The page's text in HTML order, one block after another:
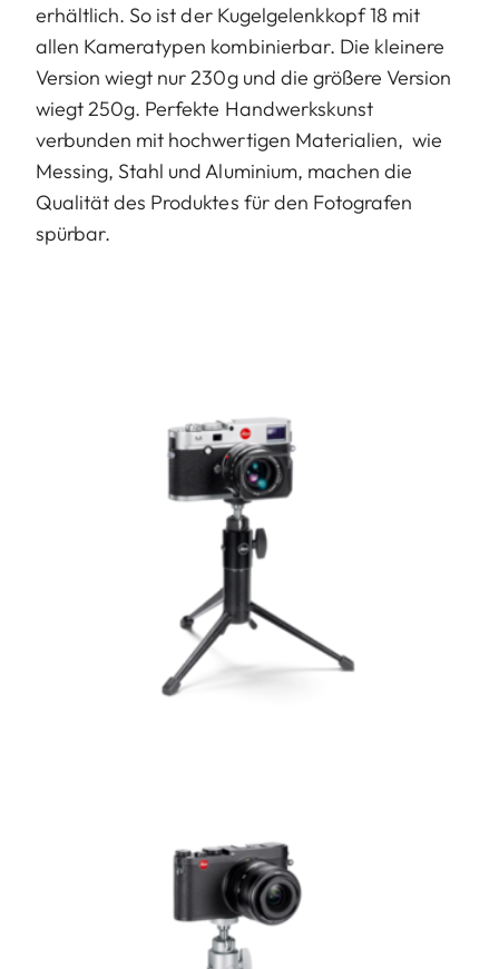
erhältlich. So ist der Kugelgelenkkopf 18 mit
allen Kameratypen kombinierbar. Die kleinere
Version wiegt nur 230g und die größere Version
wiegt 250g. Perfekte Handwerkskunst
verbunden mit hochwertigen Materialien, wie
Messing, Stahl und Aluminium, machen die
Qualität des Produktes für den Fotografen
spürbar.